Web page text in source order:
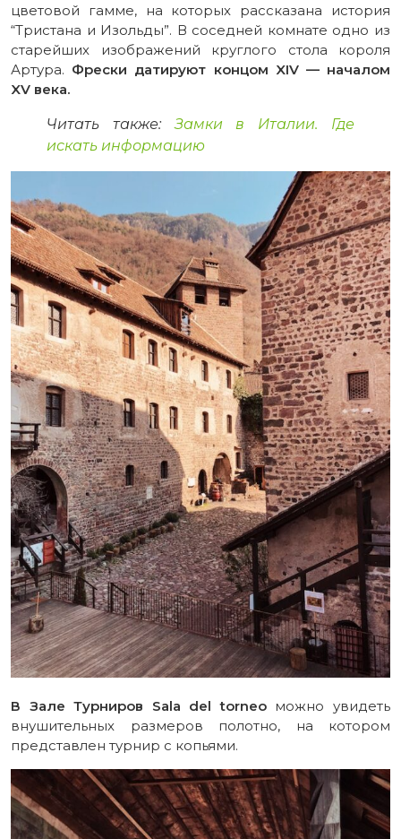
цветовой гамме, на которых рассказана история
“Тристана и Изольды”. В соседней комнате одно из
старейших изображений круглого стола короля
Артура. Фрески датируют концом XIV — началом
XV века.
Читать также:Замки в Италии. Где
искать информацию
В Зале Турниров Sala del torneoможно увидеть
внушительных размеров полотно, на котором
представлен турнир с копьями.